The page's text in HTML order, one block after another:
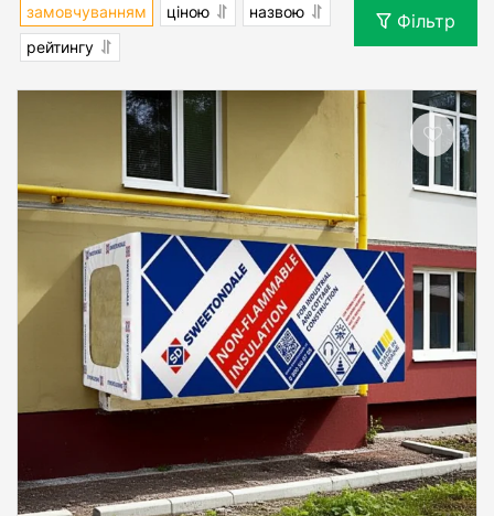
замовчуванням ціною
назвою
рейтингу
Фільтр